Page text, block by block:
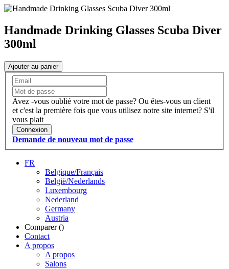
Handmade Drinking Glasses Scuba Diver
300ml
Ajouter au panier
Avez -vous oublié votre mot de passe? Ou êtes-vous un client
et c'est la première fois que vous utilisez notre site internet? S'il
vous plait
Connexion
Demande de nouveau mot de passe
FR
Belgique/Français
België/Nederlands
Luxembourg
Nederland
Germany
Austria
Comparer ()
Contact
A propos
A propos
Salons